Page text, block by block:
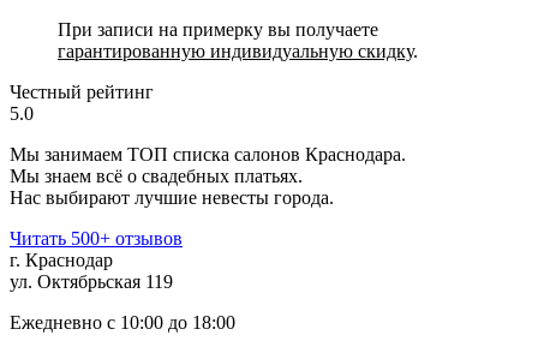
При записи на примерку вы получаете
гарантированную индивидуальную скидку.
Честный рейтинг
5.0
Мы занимаем ТОП списка салонов Краснодара.
Мы знаем всё о свадебных платьях.
Нас выбирают лучшие невесты города.
Читать 500+ отзывов
г. Краснодар
ул. Октябрьская 119
Ежедневно с 10:00 до 18:00